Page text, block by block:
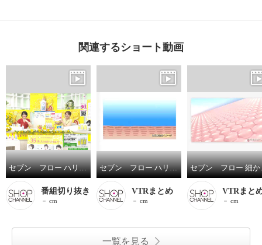
関連するショート動画
セブン フロー ハリツヤ潤い美肌へ導く 肌なじみよくベタつかない ジェルオイル美容液 ハーブ サーキュレイト オイル サマー ジェル ３本特別セット
番組切り抜き
－ cm
セブン フロー ハリツヤ潤い美肌へ導く 肌なじみよくベタつかない ジェルオイル美容液 ハーブ サーキュレイト オイル サマー ジェル ３本特別セット
VTRまとめ
－ cm
セブン フロー 細か
VTRまと
－ cm
一覧を見る